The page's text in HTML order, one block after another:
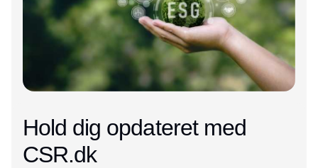
Hold dig opdateret med
CSR.dk